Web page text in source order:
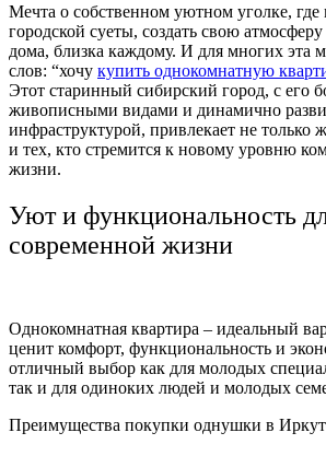
Мечта о собственном уютном уголке,
городской суеты, создать свою атмосферу
дома, близка каждому. И для многих эта
слов: “хочу купить однокомнатную
Этот старинный сибирский город, с его
живописными видами и динамично
инфраструктурой, привлекает не только
и тех, кто стремится к новому уровню
жизни.
Уют и функциональность
современной жизни
Однокомнатная квартира – идеальный
ценит комфорт, функциональность и
отличный выбор как для молодых
так и для одиноких людей и молодых
Преимущества покупки однушки в